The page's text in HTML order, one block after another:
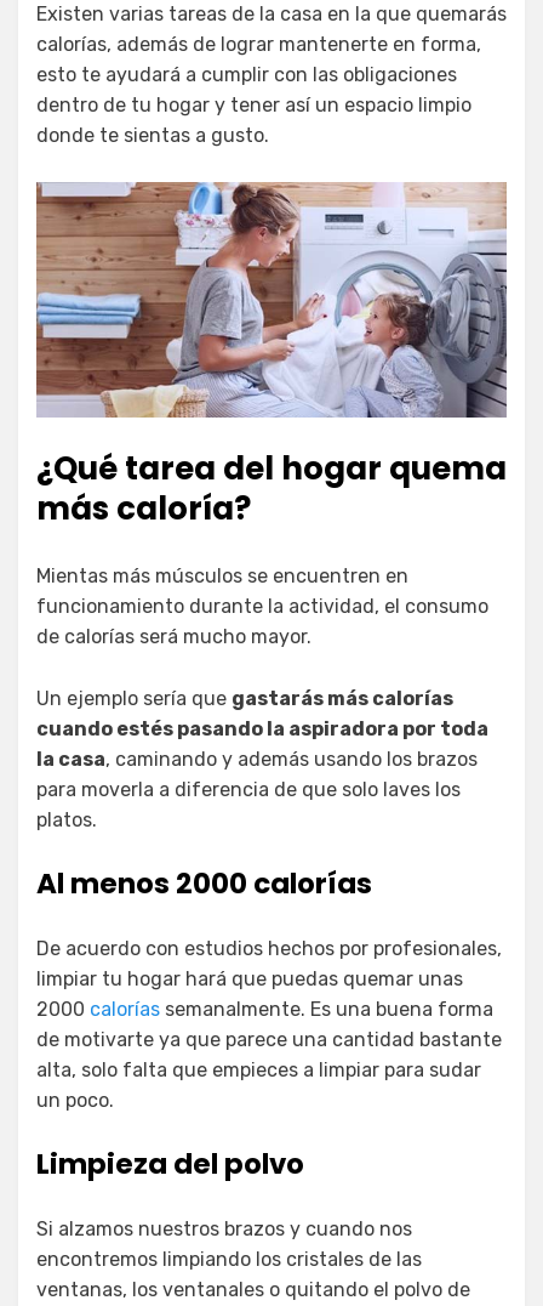
Existen varias tareas de la casa en la que quemarás
calorías, además de lograr mantenerte en forma,
esto te ayudará a cumplir con las obligaciones
dentro de tu hogar y tener así un espacio limpio
donde te sientas a gusto.
¿Qué tarea del hogar quema
más caloría?
Mientas más músculos se encuentren en
funcionamiento durante la actividad, el consumo
de calorías será mucho mayor.
Un ejemplo sería que gastarás más calorías
cuando estés pasando la aspiradora por toda
la casa, caminando y además usando los brazos
para moverla a diferencia de que solo laves los
platos.
Al menos 2000 calorías
De acuerdo con estudios hechos por profesionales,
limpiar tu hogar hará que puedas quemar unas
2000 calorías semanalmente. Es una buena forma
de motivarte ya que parece una cantidad bastante
alta, solo falta que empieces a limpiar para sudar
un poco.
Limpieza del polvo
Si alzamos nuestros brazos y cuando nos
encontremos limpiando los cristales de las
ventanas, los ventanales o quitando el polvo de